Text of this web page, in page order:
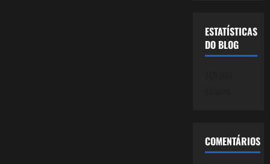
ESTATÍSTICAS
DO BLOG
COMENTÁRIOS